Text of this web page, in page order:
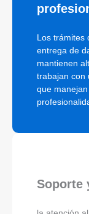
Los trámites
entrega de
mantienen
trabajan con
que
Soporte